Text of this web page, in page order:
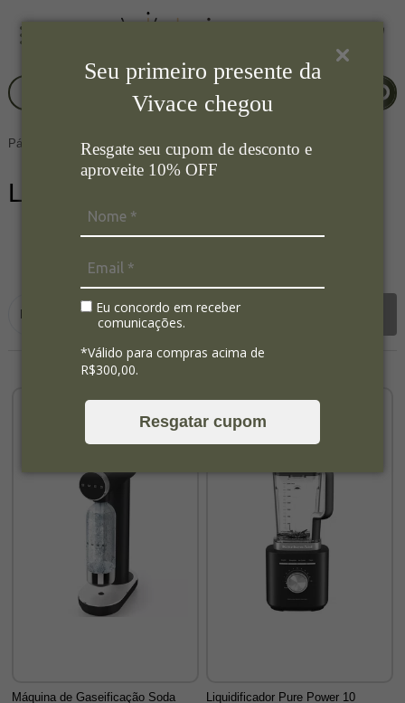
Seu primeiro presente da
Vivace chegou
Resgate seu cupom de desconto e
aproveite 10% OFF
Eu concordo em receber
comunicações.
*Válido para compras acima de
R$300,00.
Resgatar cupom
Página Inicial Eletroportateis Liquidificador
Liquidificador
Máquina de Gaseificação Soda
Liquidificador Pure Power 10